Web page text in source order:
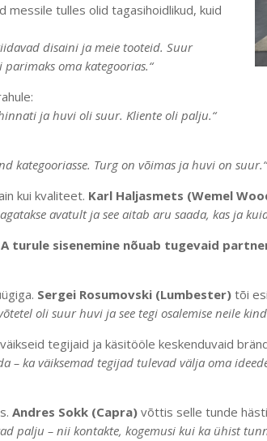
messile tulles olid tagasihoidlikud, kuid
disaini ja meie tooteid. Suur
oma kategoorias.“
ja huvi oli suur. Kliente oli palju.“
kategooriasse. Turg on võimas ja huvi on suur.“
kui kvaliteet. Karl Haljasmets (Wemel
avatult ja see aitab aru saada, kas ja
turule sisenemine nõuab tugevaid
Sergei Rosumovski (Lumbester) tõi
oli suur huvi ja see tegi osalemise neile
tegijaid ja käsitööle keskenduvaid
– ka väiksemad tegijad tulevad välja oma
Andres Sokk (Capra) võttis selle tunde
palju – nii kontakte, kogemusi kui ka ühist